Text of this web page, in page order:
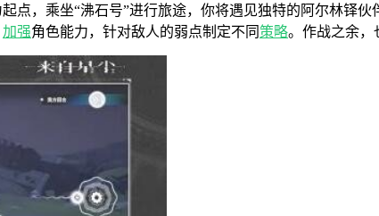
点，乘坐“沸石号”进行旅途，你将遇见独特的阿尔林铎
加强角色能力，针对敌人的弱点制定不同策略。作战之余，